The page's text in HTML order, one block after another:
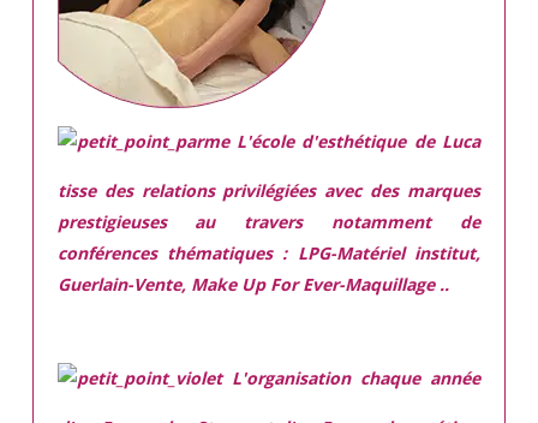
L'école d'esthétique de Luca
tisse des relations privilégiées avec des marques
prestigieuses au travers notamment de
conférences thématiques : LPG-Matériel institut,
Guerlain-Vente, Make Up For Ever-Maquillage ..
L'organisation chaque année